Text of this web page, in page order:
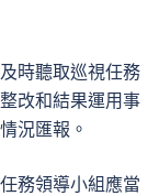
時聽取巡視任務
改和結果運用事
況匯報。
務領導小組應當